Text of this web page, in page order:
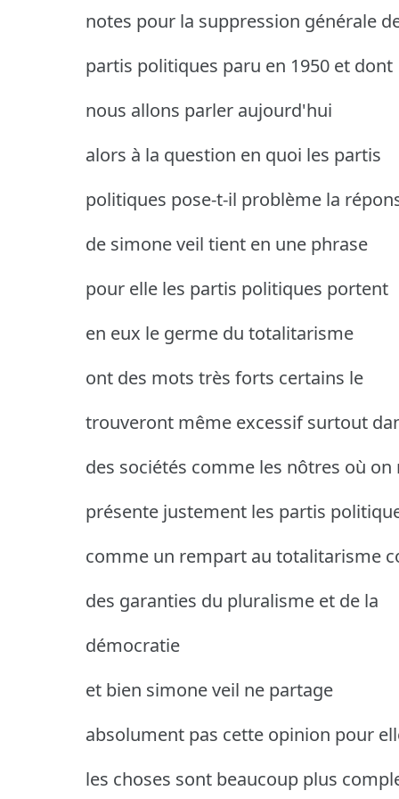
notes pour la suppression générale
partis politiques paru en 1950 et dont
nous allons parler aujourd'hui
alors à la question en quoi les partis
politiques pose-t-il problème la
de simone veil tient en une phrase
pour elle les partis politiques portent
en eux le germe du totalitarisme
ont des mots très forts certains le
trouveront même excessif surtout
des sociétés comme les nôtres où on
présente justement les partis
comme un rempart au totalitarisme
des garanties du pluralisme et de la
démocratie
et bien simone veil ne partage
absolument pas cette opinion pour
les choses sont beaucoup plus